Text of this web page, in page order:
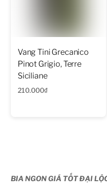
Vang Tini Grecanico
Pinot Grigio, Terre
Siciliane
210.000₫
BIA NGON GIÁ TỐT ĐẠI